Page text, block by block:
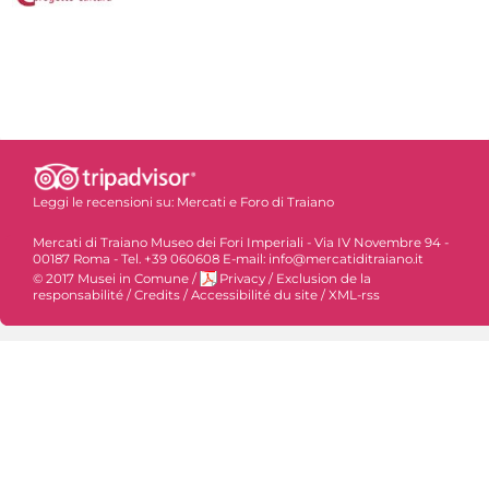
Leggi le recensioni su: Mercati e Foro di Traiano
Mercati di Traiano Museo dei Fori Imperiali - Via IV Novembre 94 -
00187 Roma - Tel. +39 060608 E-mail: info@mercatiditraiano.it
© 2017 Musei in Comune / Privacy / Exclusion de la
responsabilité / Credits / Accessibilité du site / XML-rss